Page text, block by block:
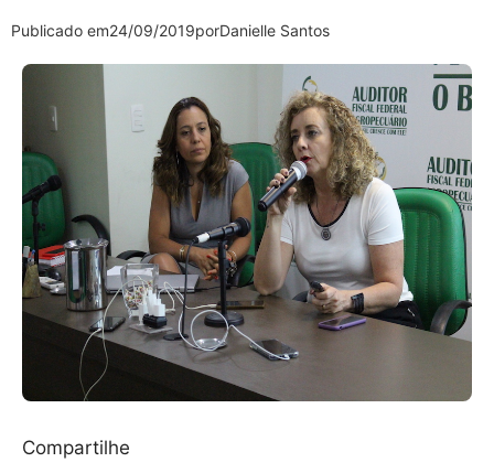
Publicado em24/09/2019porDanielle Santos
Compartilhe